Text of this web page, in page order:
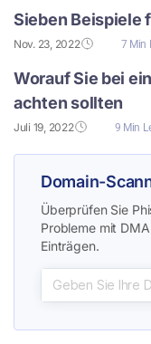
Sieben Beispiele
Nov. 23, 2022 7 Min
Worauf Sie bei
achten sollten
Juli 19, 2022 9 Min
Domain-
Überprüfen Sie
Probleme mit
Einträgen.